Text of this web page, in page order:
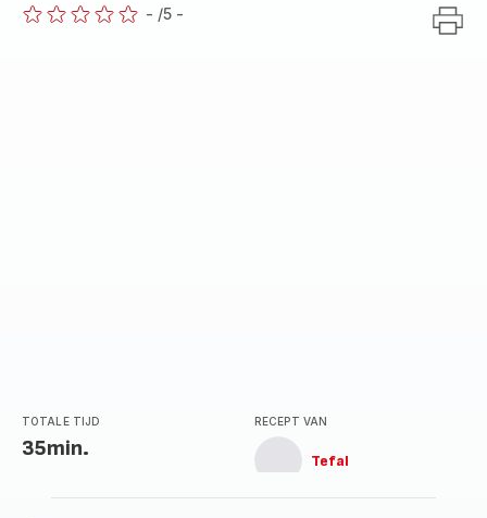
- /5 -
TOTALE TIJD
35min.
RECEPT VAN
Tefal